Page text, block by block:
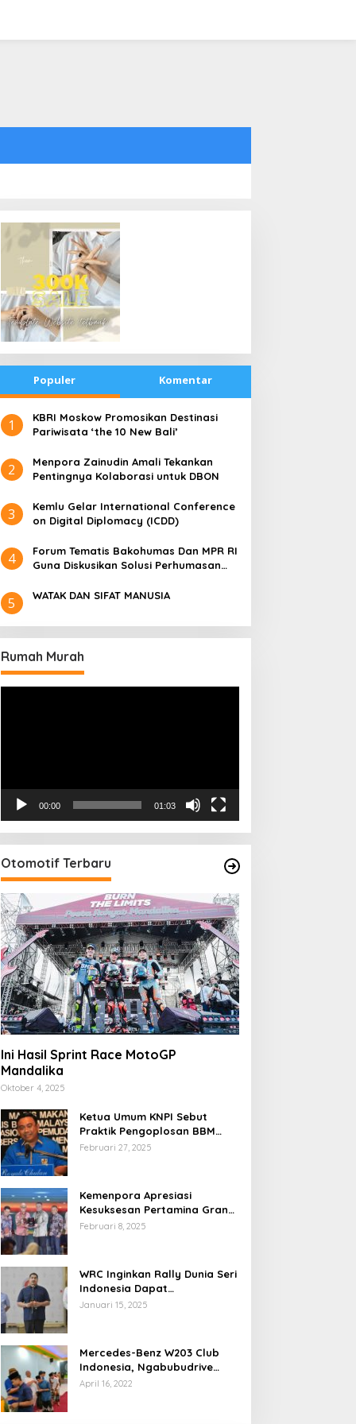
Populer Komentar
1
​KBRI Moskow Promosikan Destinasi
Pariwisata ‘the 10 New Bali’
2
​Menpora Zainudin Amali Tekankan
Pentingnya Kolaborasi untuk DBON
3
​Kemlu Gelar International Conference
on Digital Diplomacy (ICDD)
4
Forum Tematis Bakohumas Dan MPR RI
Guna Diskusikan Solusi Perhumasan
Masing
5 WATAK DAN SIFAT MANUSIA
Rumah Murah
00:00 01:03
Otomotif Terbaru
Ini Hasil Sprint Race MotoGP
Mandalika
Oktober 4, 2025
Ketua Umum KNPI Sebut
Praktik Pengoplosan BBM
Cederai Kepercayaan
Februari 27, 2025
Kemenpora Apresiasi
Kesuksesan Pertamina Grand
Prix of Indonesia 2024
Februari 8, 2025
WRC Inginkan Rally Dunia Seri
Indonesia Dapat
Terselenggara 2026
Januari 15, 2025
Mercedes-Benz W203 Club
Indonesia, Ngabubudrive
Ramadhan 2022
April 16, 2022